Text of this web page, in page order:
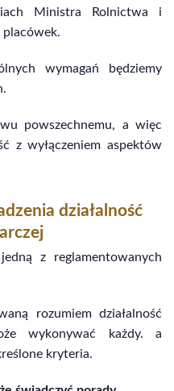
Ministra Rolnictwa i
placówek.
wymagań będziemy
powszechnemu, a więc
z wyłączeniem aspektów
działalność
z reglamentowanych
rozumiem działalność
wykonywać każdy. a
kryteria.